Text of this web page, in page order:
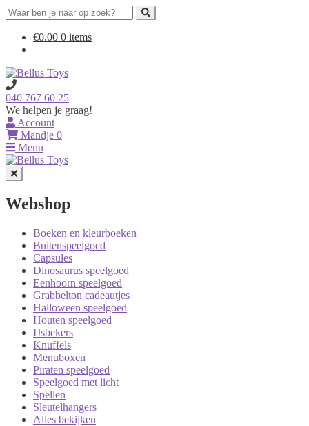
Search
for:
door
navigatie
naar
inhoud
€0.00 0 items
040 767 60 25
We helpen je graag!
Account
Mandje 0
Menu
Webshop
Boeken en kleurboeken
Buitenspeelgoed
Capsules
Dinosaurus speelgoed
Eenhoorn speelgoed
Grabbelton cadeautjes
Halloween speelgoed
Houten speelgoed
IJsbekers
Knuffels
Menuboxen
Piraten speelgoed
Speelgoed met licht
Spellen
Sleutelhangers
Alles bekijken